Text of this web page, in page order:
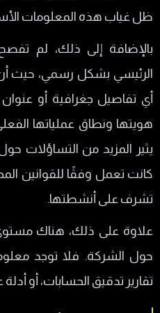
ظل غياب هذه المعلومات
بالإضافة إلى ذلك، لم
الرئيسي بشكل رسمي، حيث أن
أي تفاصيل جغرافية أو
هويتها ونطاق عملياتها
يثير المزيد من التساؤلات
كانت تعمل وفقًا للقوانين
تشرف على أنشطتها.
علاوة على ذلك، هناك
حول الشركة. فلا توجد
تقارير تدقيق الحسابات، أو